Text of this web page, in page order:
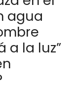
agua
a la luz”